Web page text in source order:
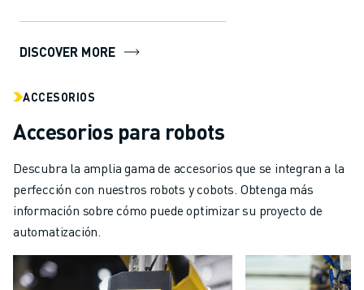
several in...
DISCOVER MORE
ACCESORIOS
Accesorios para robots
Descubra la amplia gama de accesorios que se integran a la
perfección con nuestros robots y cobots. Obtenga más
información sobre cómo puede optimizar su proyecto de
automatización.